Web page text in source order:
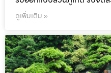
ดูเพิ่มเติม »